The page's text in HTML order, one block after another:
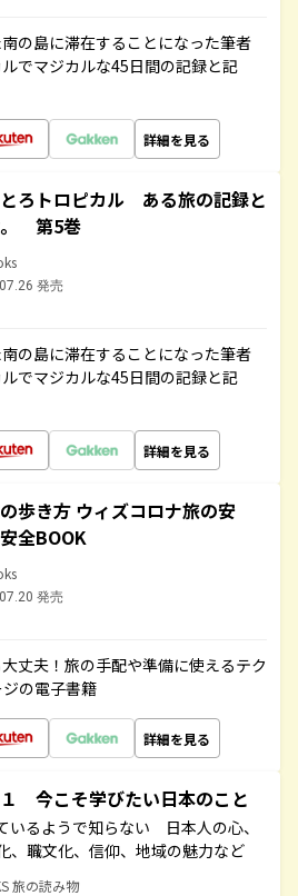
の島に滞在することになった筆者
でマジカルな45日間の記録と記
詳細を見る
ろトロピカル ある旅の記録と
第5巻
発売
の島に滞在することになった筆者
でマジカルな45日間の記録と記
詳細を見る
歩き方 ウィズコロナ旅の安
全BOOK
発売
丈夫！旅の手配や準備に使えるテク
の電子書籍
詳細を見る
今こそ学びたい日本のこと
いるようで知らない 日本人の心、
、職文化、信仰、地域の魅力など
旅の読み物